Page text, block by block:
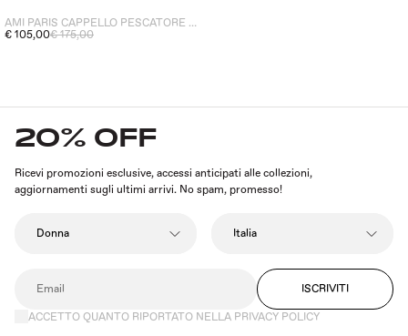
AMI PARIS CAPPELLO PESCATORE PATCH UOMO BLU
€ 105,00€ 175,00
20% OFF
Ricevi promozioni esclusive, accessi anticipati alle collezioni,
aggiornamenti sugli ultimi arrivi. No spam, promesso!
ISCRIVITI
ACCETTO QUANTO RIPORTATO NELLA PRIVACY POLICY